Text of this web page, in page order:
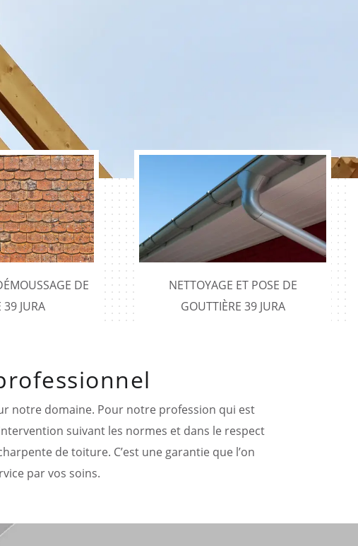
DE
39 JURA
NETTOYAGE ET POSE DE
GOUTTIÈRE 39 JURA
notre domaine. Pour notre profession qui est
suivant les normes et dans le respect
de toiture. C’est une garantie que l’on
par vos soins.